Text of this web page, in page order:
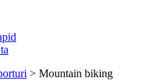
> Mountain biking